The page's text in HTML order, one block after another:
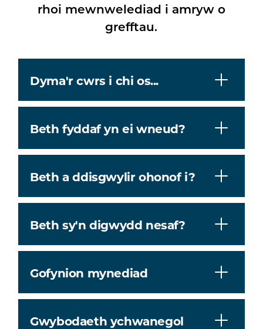
rhoi mewnwelediad i amryw o
grefftau.
Dyma'r cwrs i chi os...
Beth fyddaf yn ei wneud?
Beth a ddisgwylir ohonof i?
Beth sy'n digwydd nesaf?
Gofynion mynediad
Gwybodaeth ychwanegol